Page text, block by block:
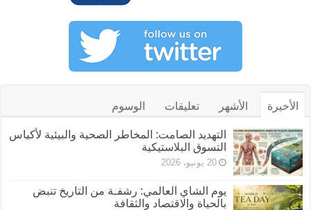
الأخيرة الأشهر تعليقات الوسوم
التهديد الصامت: المخاطر الصحية والبيئية لأكياس
التسوق البلاستيكية
20 يونيو، 2026
يوم الشاي العالمي: رشفـة من التاريخ تنبض
بالحياة والاقتصاد والثقافة